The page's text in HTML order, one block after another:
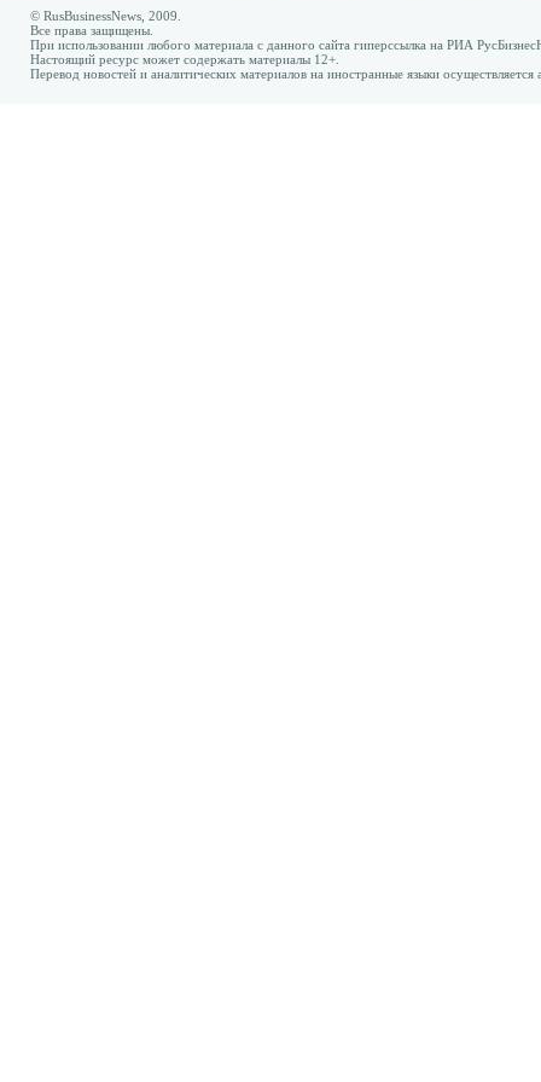
© RusBusinessNews, 2009.
Все права защищены.
При использовании любого материала с данного сайта гиперссылка на РИА
Настоящий ресурс может содержать материалы 12+.
Перевод новостей и аналитических материалов на иностранные языки осуществляется